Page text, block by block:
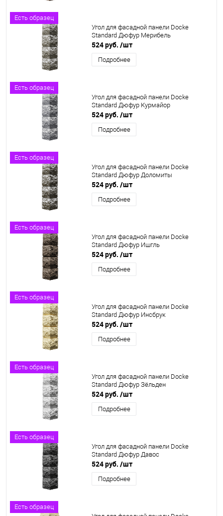
Есть образец
Угол для фасадной панели Docke
Standard Дюфур Мерибель
524 руб. /шт
Подробнее
Есть образец
Угол для фасадной панели Docke
Standard Дюфур Курмайор
524 руб. /шт
Подробнее
Есть образец
Угол для фасадной панели Docke
Standard Дюфур Доломиты
524 руб. /шт
Подробнее
Есть образец
Угол для фасадной панели Docke
Standard Дюфур Ишгль
524 руб. /шт
Подробнее
Есть образец
Угол для фасадной панели Docke
Standard Дюфур Инсбрук
524 руб. /шт
Подробнее
Есть образец
Угол для фасадной панели Docke
Standard Дюфур Зёльден
524 руб. /шт
Подробнее
Есть образец
Угол для фасадной панели Docke
Standard Дюфур Давос
524 руб. /шт
Подробнее
Есть образец